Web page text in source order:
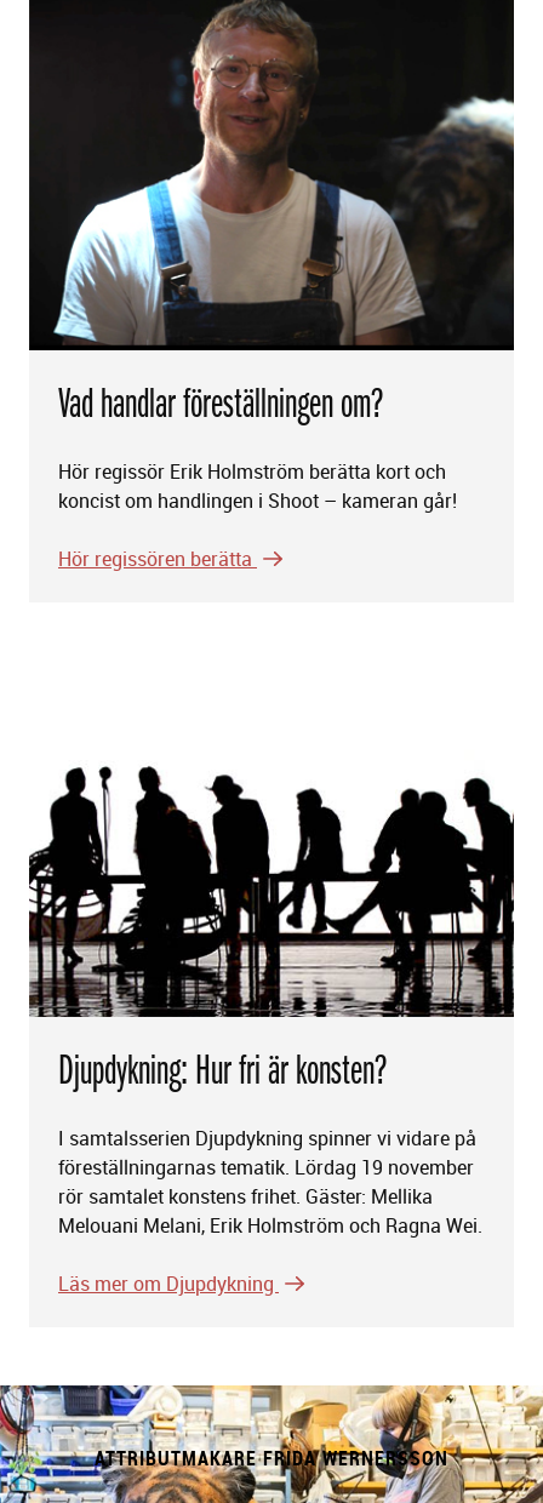
Vad handlar föreställningen om?
Hör regissör Erik Holmström berätta kort och
koncist om handlingen i Shoot – kameran går!
Hör regissören berätta
Djupdykning: Hur fri är konsten?
I samtalsserien Djupdykning spinner vi vidare på
föreställningarnas tematik. Lördag 19 november
rör samtalet konstens frihet. Gäster: Mellika
Melouani Melani, Erik Holmström och Ragna Wei.
Läs mer om Djupdykning
ATTRIBUTMAKARE FRIDA WERNERSSON